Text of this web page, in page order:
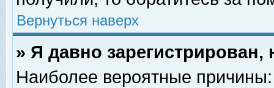
Вернуться наверх
» Я давно
Наиболее вероятные